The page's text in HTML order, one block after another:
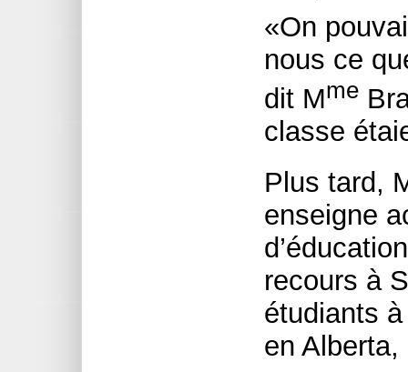
«On
nous ce
dit Mme
classe
Plus tard,
enseigne
recours à
étudiants
en